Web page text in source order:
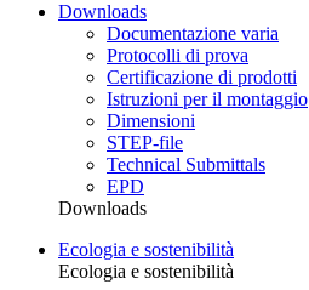
Downloads
Documentazione varia
Protocolli di prova
Certificazione di prodotti
Istruzioni per il montaggio
Dimensioni
STEP-file
Technical Submittals
EPD
Downloads
Ecologia e sostenibilità
Ecologia e sostenibilità